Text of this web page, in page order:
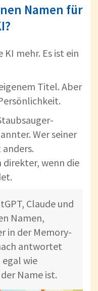
Namen für
mehr. Es ist ein
Titel. Aber
Wer seiner
direkter, wenn die
Claude und
Namen,
in der Memory-
antwortet
egal wie
Name ist.